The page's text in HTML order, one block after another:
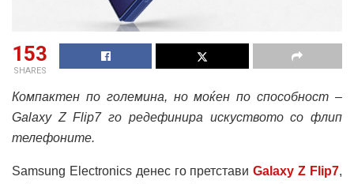
153
SHARES
Компактен по големина, но моќен по способност –
Galaxy Z Flip7 го редефинира искуството со флип
телефоните.
Samsung Electronics денес го претставиGalaxy Z Flip7,